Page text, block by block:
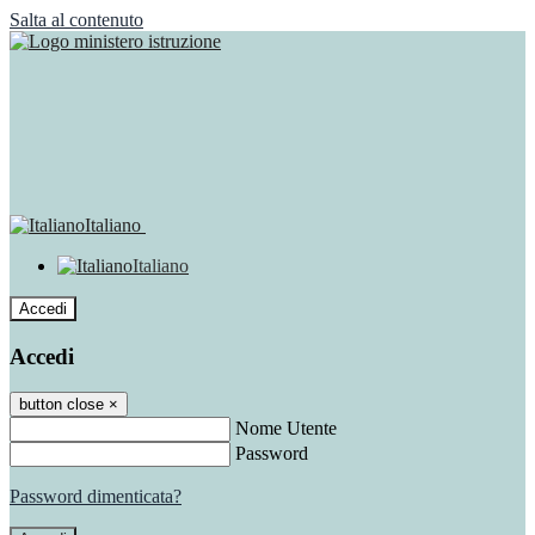
Salta al contenuto
Italiano
Italiano
Accedi
Accedi
button close ×
Nome Utente
Password
Password dimenticata?